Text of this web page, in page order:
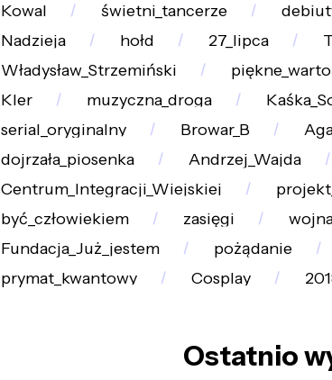
Kowal
świetni_tancerze
Nadzieja
hołd 27_lipca
Władysław_Strzemiński
Kler
muzyczna_droga
serial_oryginalny
Browar_B
dojrzała_piosenka
Andrzej_Wajda
Centrum_Integracji_Wiejskiej
być_człowiekiem
zasięgi
Fundacja_Już_jestem
pożądanie
prymat_kwantowy
Cosplay
Ostatnio